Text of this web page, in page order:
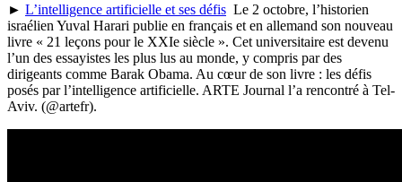
► L’intelligence artificielle et ses défis Le 2 octobre, l’historien
israélien Yuval Harari publie en français et en allemand son nouveau
livre « 21 leçons pour le XXIe siècle ». Cet universitaire est devenu
l’un des essayistes les plus lus au monde, y compris par des
dirigeants comme Barak Obama. Au cœur de son livre : les défis
posés par l’intelligence artificielle. ARTE Journal l’a rencontré à Tel-
Aviv. (@artefr).